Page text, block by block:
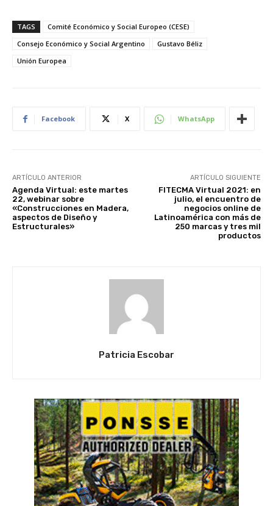
TAGS
Comité Económico y Social Europeo (CESE)
Consejo Económico y Social Argentino
Gustavo Béliz
Unión Europea
Facebook X WhatsApp
ARTÍCULO ANTERIOR
Agenda Virtual: este martes
22, webinar sobre
«Construcciones en Madera,
aspectos de Diseño y
Estructurales»
ARTÍCULO SIGUIENTE
FITECMA Virtual 2021: en
julio, el encuentro de
negocios online de
Latinoamérica con más de
250 marcas y tres mil
productos
Patricia Escobar